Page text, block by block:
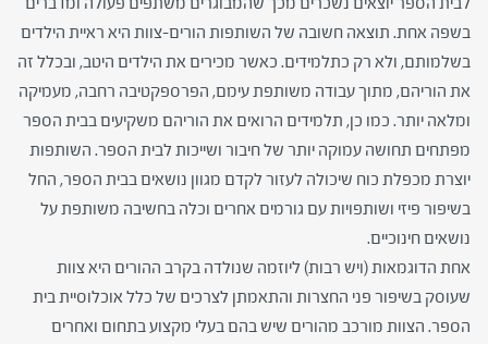
בשפה אחת. תוצאה חשובה של השותפות הורים-צוות היא ראיית הילדים
בשלמותם, ולא רק כתלמידים. כאשר מכירים את הילדים היטב, ובכלל זה
את הוריהם, מתוך עבודה משותפת עימם, הפרספקטיבה רחבה, מעמיקה
ומלאה יותר. כמו כן, תלמידים הרואים את הוריהם משקיעים בבית הספר
מפתחים תחושה עמוקה יותר של חיבור ושייכות לבית הספר. השותפות
יוצרת מכפלת כוח שיכולה לעזור לקדם מגוון נושאים בבית הספר, החל
בשיפור פיזי ושותפויות עם גורמים אחרים וכלה בחשיבה משותפת על
נושאים חינוכיים.
אחת הדוגמאות (ויש רבות) ליוזמה שנולדה בקרב ההורים היא צוות
שעוסק בשיפור פני החצרות והתאמתן לצרכים של כלל אוכלוסיית בית
הספר. הצוות מורכב מהורים שיש בהם בעלי מקצוע בתחום ואחרים